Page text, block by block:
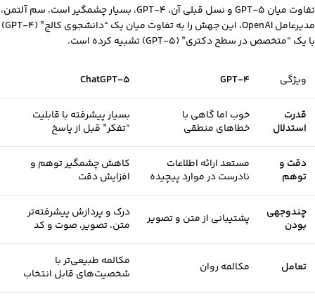
تفاوت میان GPT-5 و نسل قبلی آن، GPT-4، بسیار چشمگیر است. سم آلتمن،
مدیرعامل OpenAI، این جهش را به تفاوت میان یک “دانشجوی کالج” (GPT-4)
با یک “متخصص در سطح دکتری” (GPT-5) تشبیه کرده است.
ویژگی GPT-4
ChatGPT-5
قدرت
استدلال
خوب اما گاهی با
خطاهای منطقی
بسیار پیشرفته با قابلیت
“تفکر” قبل از پاسخ
دقت و
توهم
مستعد ارائه اطلاعات
نادرست در موارد پیچیده
کاهش چشمگیر توهم و
افزایش دقت
چندوجهی
بودن
پشتیبانی از متن و تصویر
درک و پردازش پیشرفته‌تر
متن، تصویر، صوت و کد
تعامل مکالمه روان
مکالمه طبیعی‌تر با
شخصیت‌های قابل انتخاب